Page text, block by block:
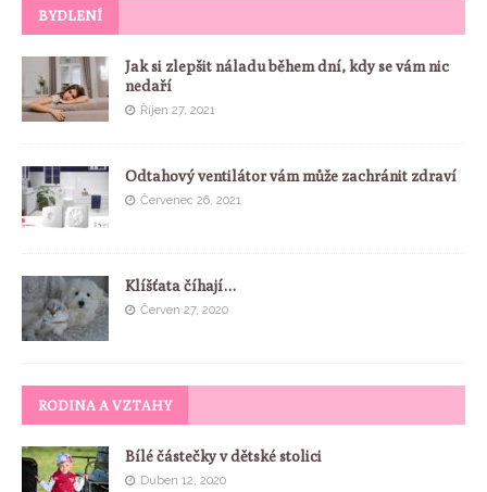
BYDLENÍ
Jak si zlepšit náladu během dní, kdy se vám nic
nedaří
Říjen 27, 2021
Odtahový ventilátor vám může zachránit zdraví
Červenec 26, 2021
Klíšťata číhají…
Červen 27, 2020
RODINA A VZTAHY
Bílé částečky v dětské stolici
Duben 12, 2020